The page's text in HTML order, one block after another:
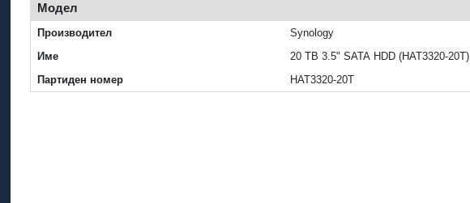
Модел
Производител
Synology
Име
20 TB 3.5" SATA HDD (HAT3320-20T)
Партиден номер
HAT3320-20T